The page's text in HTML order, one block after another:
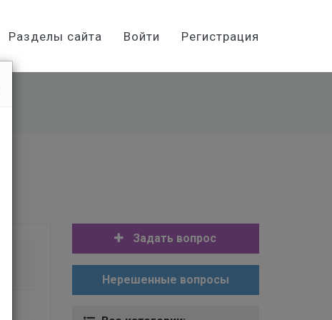
Разделы сайта Войти Регистрация
Задать вопрос
Нерешенные вопросы